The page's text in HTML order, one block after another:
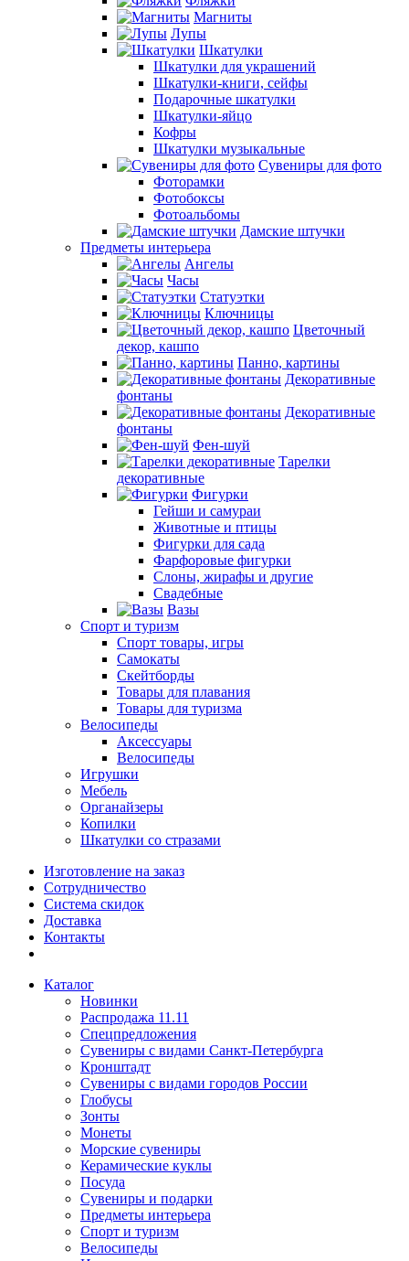
Магниты
Лупы
Шкатулки
Шкатулки для украшений
Шкатулки-книги, сейфы
Подарочные шкатулки
Шкатулки-яйцо
Кофры
Шкатулки музыкальные
Сувениры для фото
Фоторамки
Фотобоксы
Фотоальбомы
Дамские штучки
Предметы интерьера
Ангелы
Часы
Статуэтки
Ключницы
Цветочный
декор, кашпо
Панно, картины
Декоративные
фонтаны
Декоративные
фонтаны
Фен-шуй
Тарелки
декоративные
Фигурки
Гейши и самураи
Животные и птицы
Фигурки для сада
Фарфоровые фигурки
Слоны, жирафы и другие
Свадебные
Вазы
Спорт и туризм
Спорт товары, игры
Самокаты
Скейтборды
Товары для плавания
Товары для туризма
Велосипеды
Аксессуары
Велосипеды
Игрушки
Мебель
Органайзеры
Копилки
Шкатулки со стразами
Изготовление на заказ
Сотрудничество
Система скидок
Доставка
Контакты
Каталог
Новинки
Распродажа 11.11
Спецпредложения
Сувениры с видами Санкт-Петербурга
Кронштадт
Сувениры с видами городов России
Глобусы
Зонты
Монеты
Морские сувениры
Керамические куклы
Посуда
Сувениры и подарки
Предметы интерьера
Спорт и туризм
Велосипеды